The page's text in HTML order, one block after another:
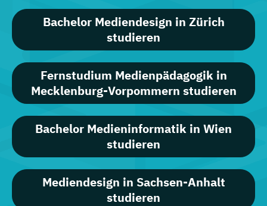
Bachelor Mediendesign in Zürich
studieren
Fernstudium Medienpädagogik in
Mecklenburg-Vorpommern studieren
Bachelor Medieninformatik in Wien
studieren
Mediendesign in Sachsen-Anhalt
studieren